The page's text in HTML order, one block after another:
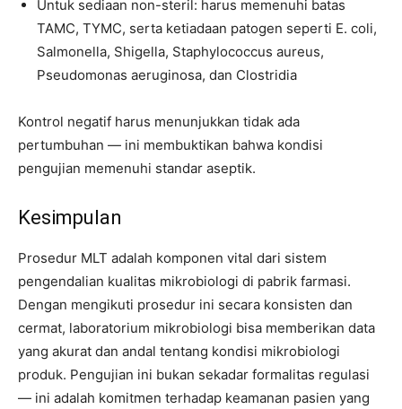
Untuk sediaan non-steril: harus memenuhi batas
TAMC, TYMC, serta ketiadaan patogen seperti E. coli,
Salmonella, Shigella, Staphylococcus aureus,
Pseudomonas aeruginosa, dan Clostridia
Kontrol negatif harus menunjukkan tidak ada
pertumbuhan — ini membuktikan bahwa kondisi
pengujian memenuhi standar aseptik.
Kesimpulan
Prosedur MLT adalah komponen vital dari sistem
pengendalian kualitas mikrobiologi di pabrik farmasi.
Dengan mengikuti prosedur ini secara konsisten dan
cermat, laboratorium mikrobiologi bisa memberikan data
yang akurat dan andal tentang kondisi mikrobiologi
produk. Pengujian ini bukan sekadar formalitas regulasi
— ini adalah komitmen terhadap keamanan pasien yang